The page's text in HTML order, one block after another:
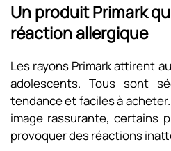
Un produit Primark
réaction allergique
Les rayons Primark attirent
adolescents. Tous sont
tendance et faciles à
image rassurante, certains
provoquer des réactions